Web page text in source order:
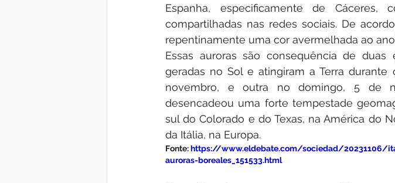
Espanha, especificamente de
compartilhadas nas redes sociais. De
repentinamente uma cor avermelhada ao
Essas auroras são consequência de
geradas no Sol e atingiram a Terra
novembro, e outra no domingo, 5 de
desencadeou uma forte tempestade
sul do Colorado e do Texas, na América do
da Itália, na Europa.
Fonte: https://www.eldebate.com/sociedad/20231106/
auroras-boreales_151533.html